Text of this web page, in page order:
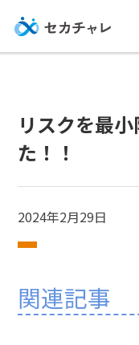
リスクを最
た！！
2024年2月29日
関連記事